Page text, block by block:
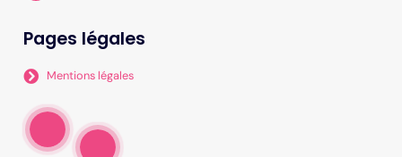
Pages légales
Mentions légales